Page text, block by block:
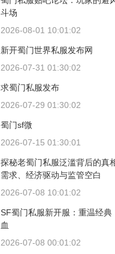
斗场
2026-08-01 10:01:02
新开蜀门世界私服发布网
2026-07-31 01:30:02
求蜀门私服发布
2026-07-29 01:30:02
蜀门sf微
2026-07-15 01:30:01
探秘老蜀门私服泛滥背后的真
需求、经济驱动与监管空白
2026-07-08 10:01:02
SF蜀门私服新开服：重温经典
血
2026-07-08 00:01:02